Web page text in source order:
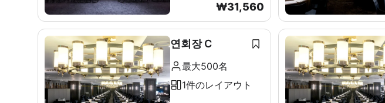
₩31,560
연회장 C
最大500名
1件のレイアウト